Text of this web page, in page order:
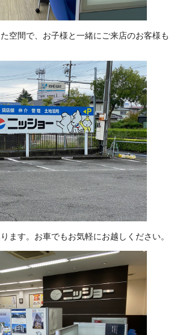
空間で、お子様と一緒にご来店のお客様も
ます。お車でもお気軽にお越しください。